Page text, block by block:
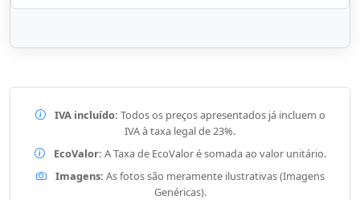
IVA incluído: Todos os preços apresentados já incluem o
IVA à taxa legal de 23%.
EcoValor: A Taxa de EcoValor é somada ao valor unitário.
Imagens: As fotos são meramente ilustrativas (Imagens
Genéricas).